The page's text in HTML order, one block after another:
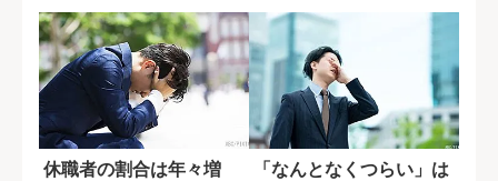
休職者の割合は年々増
「なんとなくつらい」は